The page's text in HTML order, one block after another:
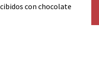
con chocolate